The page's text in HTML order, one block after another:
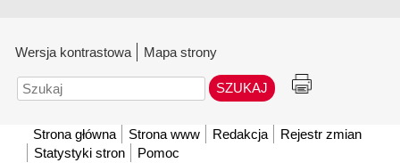
Wersja kontrastowa Mapa strony
Szukaj
Strona główna Strona www Redakcja
Rejestr zmian
Statystyki stron
Pomoc